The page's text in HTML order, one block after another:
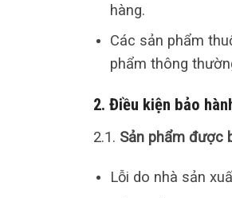
hàng.
Các sản phẩm
phẩm thông
2. Điều kiện bảo
2.1. Sản phẩm được
Lỗi do nhà sản